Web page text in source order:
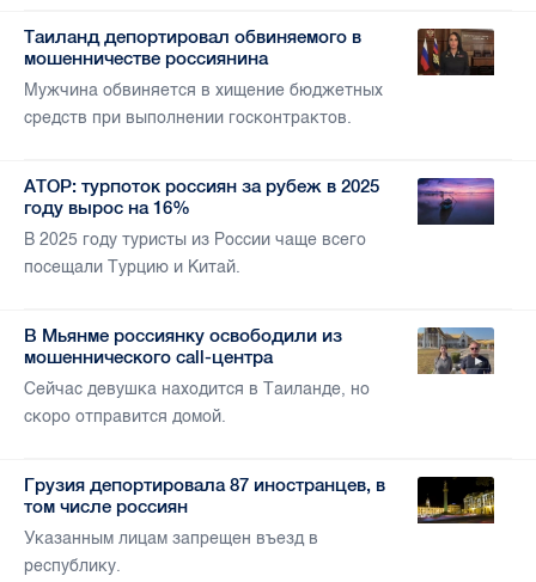
Таиланд депортировал обвиняемого в
мошенничестве россиянина
Мужчина обвиняется в хищение бюджетных
средств при выполнении госконтрактов.
АТОР: турпоток россиян за рубеж в 2025
году вырос на 16%
В 2025 году туристы из России чаще всего
посещали Турцию и Китай.
В Мьянме россиянку освободили из
мошеннического call-центра
Сейчас девушка находится в Таиланде, но
скоро отправится домой.
Грузия депортировала 87 иностранцев, в
том числе россиян
Указанным лицам запрещен въезд в
республику.